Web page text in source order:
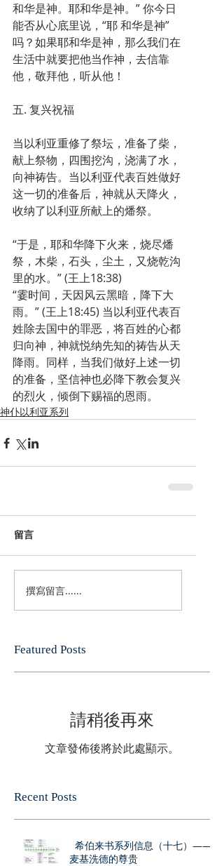
和华是神。耶和华是神。” 你今日
能否从心底里说，“耶 和华是神”
吗？如果耶和华是神，那么我们在
生活中就要把他当作神，去信靠
他，敬拜他，听从他！
五. 复兴祝福
当以利亚重修了祭坛，准备了柴，
献上祭物，四围挖沟，浇满了水，
向神祷告。当以利亚代表百姓做好
这一切的准备后，神就从天降火，
收纳了以利亚所献上的燔祭。
“于是，耶和华降下火来，烧尽燔
祭，木柴，石头，尘土，又烧乾沟
里的水。” (王上18:38)
“霎时间，天因风云黑暗，降下大
雨。” (王上18:45) 当以利亚代表百
姓除去国中的罪恶，将百姓的心都
归向神，神就悦纳先知的祷告从天
降雨。同样，当我们做好上述一切
的准备，坚信神也必降下教会复兴
的烈火，倾倒下赐福的恩雨。
神仆以利亚系列
留言
撰寫留言......
Featured Posts
請稍後再來
文章發佈後將於此處顯示。
Recent Posts
希伯来书系列信息（十七）——
麦基洗德的尊贵